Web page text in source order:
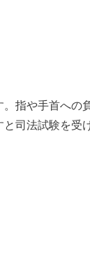
指や手首への
司法試験を受